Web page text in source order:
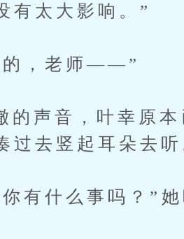
有太大影响。”
老师——”
音，叶幸原本已
过去竖起耳朵去听
么事吗？”她听